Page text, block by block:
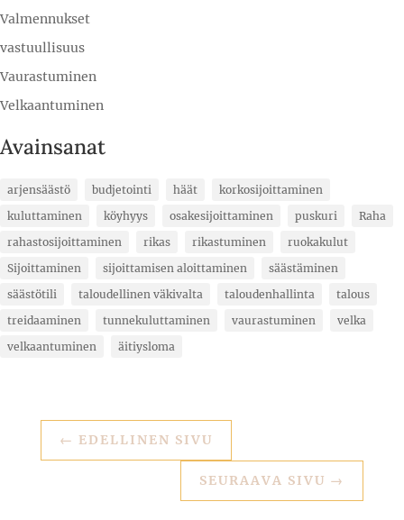
Valmennukset
vastuullisuus
Vaurastuminen
Velkaantuminen
Avainsanat
arjensäästö budjetointi häät
korkosijoittaminen
kuluttaminen
köyhyys osakesijoittaminen puskuri
Raha
rahastosijoittaminen
rikas rikastuminen
ruokakulut
Sijoittaminen
sijoittamisen aloittaminen
säästäminen
säästötili
taloudellinen väkivalta taloudenhallinta
talous
treidaaminen
tunnekuluttaminen vaurastuminen
velka
velkaantuminen
äitiysloma
← EDELLINEN SIVU
SEURAAVA SIVU →